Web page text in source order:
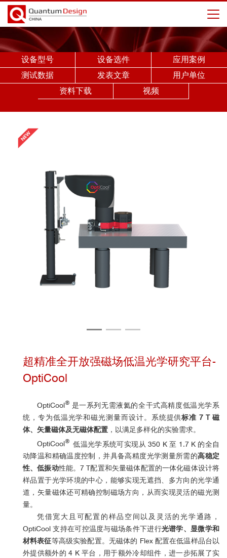
设备型号 设备选件
应用案例
测试数据
发表文章
用户单位
资料下载
视频
超精准全开放强磁场低温光学研究平台-
OptiCool
OptiCool® 是一系列无需液氦的全干式高精度低温光学系
统，专为低温光学和磁光测量而设计。系统提供标准 7 T 磁
体、矢量磁体及无磁体配置 ，以满足多样化的实验需求。
OptiCool® 低温光学系统可实现从 350 K 至 1.7 K 的全自
动降温和精确温度控制，并具备高精度光学测量所需的高稳定
性、低振动性能。7 T配置和矢量磁体配置的一体化磁体设计将
样品置于光学环境的中心，能够实现无遮挡、多方向的光学通
道，矢量磁体还可精确控制磁场方向，从而实现灵活的磁光测
量。
凭借宽大且可配置的样品空间以及灵活的光学通路，
OptiCool 支持在可控温度与磁场条件下进行光谱学、显微学和
材料表征等高级实验配置。无磁体的 Flex 配置在低温样品台以
外提供额外的 4 K 平台，用于额外冷却组件，进一步拓展了实